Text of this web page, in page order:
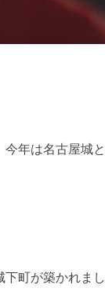
年は名古屋城
町が築かれまし